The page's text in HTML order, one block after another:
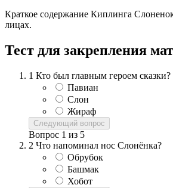
Краткое содержание Киплинга
лицах.
Тест для закрепления
1 Кто был главным героем сказки?
Павиан
Слон
Жираф
Следующий вопрос
Вопрос 1 из 5
2 Что напоминал нос Слонёнка?
Обрубок
Башмак
Хобот